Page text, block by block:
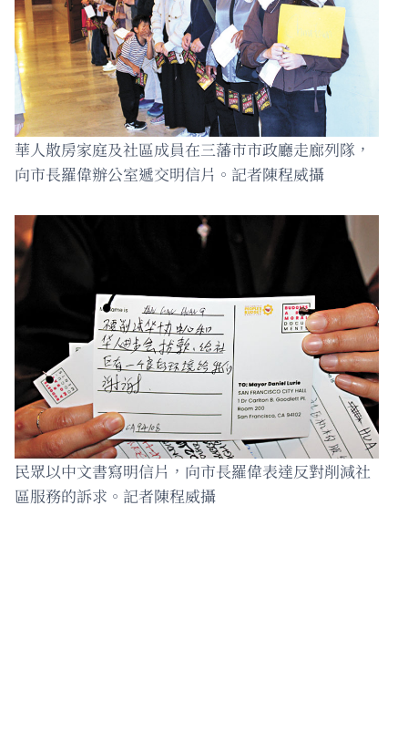
華人散房家庭及社區成員在三藩市市政廳走廊列隊，
向市長羅偉辦公室遞交明信片。記者陳程威攝
民眾以中文書寫明信片，向市長羅偉表達反對削減社
區服務的訴求。記者陳程威攝